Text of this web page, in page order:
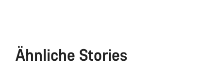
Ähnliche Stories